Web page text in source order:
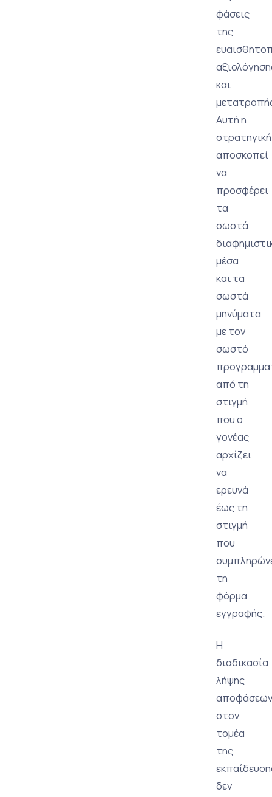
φάσεις
της
και
Αυτή η
στρατηγική
αποσκοπεί
να
προσφέρει
τα
σωστά
μέσα
και τα
σωστά
μηνύματα
με τον
σωστό
από τη
στιγμή
που ο
γονέας
αρχίζει
να
ερευνά
έως τη
στιγμή
που
τη
φόρμα
εγγραφής.
Η
διαδικασία
λήψης
αποφάσεων
στον
τομέα
της
δεν